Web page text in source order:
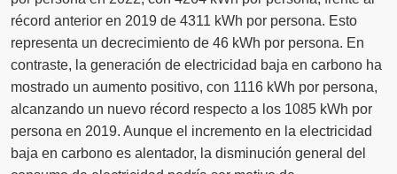
récord anterior en 2019 de 4311 kWh por persona. Esto
representa un decrecimiento de 46 kWh por persona. En
contraste, la generación de electricidad baja en carbono ha
mostrado un aumento positivo, con 1116 kWh por persona,
alcanzando un nuevo récord respecto a los 1085 kWh por
persona en 2019. Aunque el incremento en la electricidad
baja en carbono es alentador, la disminución general del